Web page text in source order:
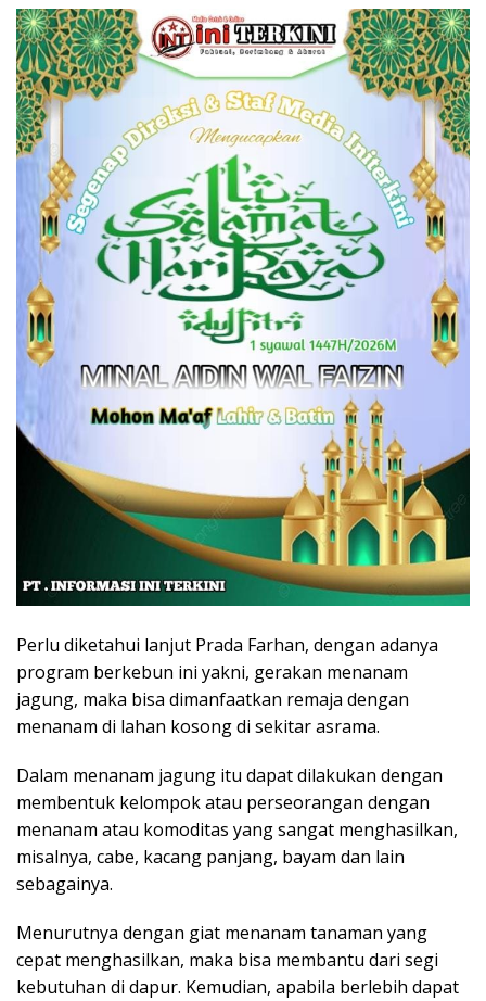
Perlu diketahui lanjut Prada Farhan, dengan adanya
program berkebun ini yakni, gerakan menanam
jagung, maka bisa dimanfaatkan remaja dengan
menanam di lahan kosong di sekitar asrama.
Dalam menanam jagung itu dapat dilakukan dengan
membentuk kelompok atau perseorangan dengan
menanam atau komoditas yang sangat menghasilkan,
misalnya, cabe, kacang panjang, bayam dan lain
sebagainya.
Menurutnya dengan giat menanam tanaman yang
cepat menghasilkan, maka bisa membantu dari segi
kebutuhan di dapur. Kemudian, apabila berlebih dapat